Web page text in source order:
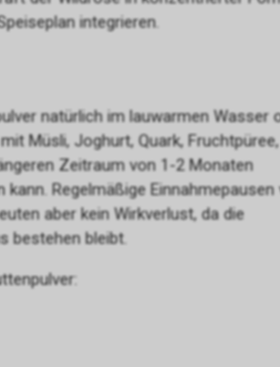
integrieren.
natürlich im lauwarmen Wasser
Müsli, Joghurt, Quark,
Zeitraum von 1-2 Monaten
Regelmäßige
aber kein Wirkverlust, da die
bestehen bleibt.